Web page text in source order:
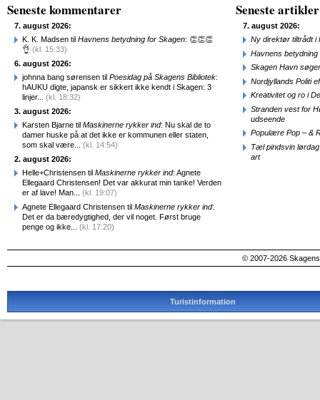
Seneste kommentarer
7. august 2026:
K. K. Madsen til Havnens betydning for Skagen: 👏👏👏
👌 (kl. 15:33)
6. august 2026:
johnna bang sørensen til Poesidag på Skagens Bibliotek:
hAUKU digte, japansk er sikkert ikke kendt i Skagen: 3
linjer... (kl. 18:32)
3. august 2026:
Karsten Bjarne til Maskinerne rykker ind: Nu skal de to
damer huske på at det ikke er kommunen eller staten,
som skal være... (kl. 14:54)
2. august 2026:
Helle+Christensen til Maskinerne rykker ind: Agnete
Ellegaard Christensen! Det var akkurat min tanke! Verden
er af lave! Man... (kl. 19:07)
Agnete Ellegaard Christensen til Maskinerne rykker ind:
Det er da bæredygtighed, der vil noget. Først bruge
penge og ikke... (kl. 17:20)
Seneste artikler
7. august 2026:
Ny direktør tiltrådt i
Havnens betydning
Skagen Havn
Nordjyllands Politi
Kreativitet og ro i
Stranden vest for
udseende
Populære Pop – &
Tæl pindsvin
art
© 2007-2026
Turistinformation